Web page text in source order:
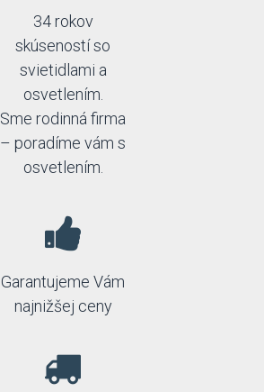
34 rokov
skúseností so
svietidlami a
osvetlením.
Sme rodinná firma
– poradíme vám s
osvetlením.
Garantujeme Vám
najnižšej ceny